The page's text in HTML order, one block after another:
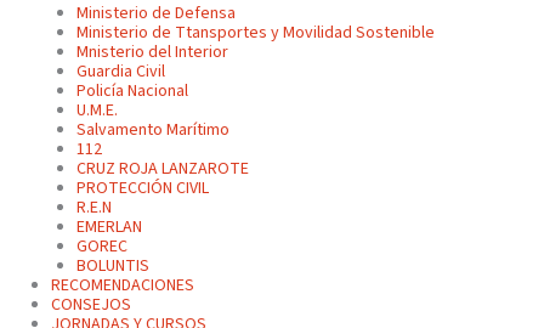
Ministerio de Defensa
Ministerio de Ttansportes y Movilidad Sostenible
Mnisterio del Interior
Guardia Civil
Policía Nacional
U.M.E.
Salvamento Marítimo
112
CRUZ ROJA LANZAROTE
PROTECCIÓN CIVIL
R.E.N
EMERLAN
GOREC
BOLUNTIS
RECOMENDACIONES
CONSEJOS